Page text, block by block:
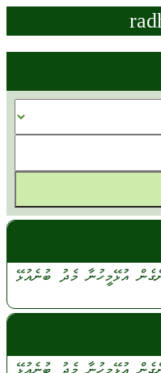
އުޅޭމީހުނާމެދު ބުނެއުޅޭ
އުޅޭމީހުނާމެދު ބުނެއުޅޭ